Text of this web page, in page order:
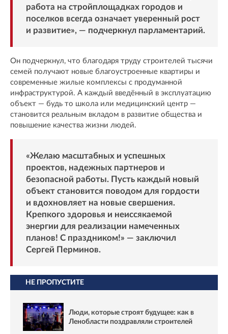
работа на стройплощадках городов и
поселков всегда означает уверенный рост
и развитие», — подчеркнул парламентарий.
Он подчеркнул, что благодаря труду строителей тысячи
семей получают новые благоустроенные квартиры и
современные жилые комплексы с продуманной
инфраструктурой. А каждый введённый в эксплуатацию
объект — будь то школа или медицинский центр —
становится реальным вкладом в развитие общества и
повышение качества жизни людей.
«Желаю масштабных и успешных
проектов, надежных партнеров и
безопасной работы. Пусть каждый новый
объект становится поводом для гордости
и вдохновляет на новые свершения.
Крепкого здоровья и неиссякаемой
энергии для реализации намеченных
планов! С праздником!» — заключил
Сергей Перминов.
НЕ ПРОПУСТИТЕ
Люди, которые строят будущее: как в
Ленобласти поздравляли строителей